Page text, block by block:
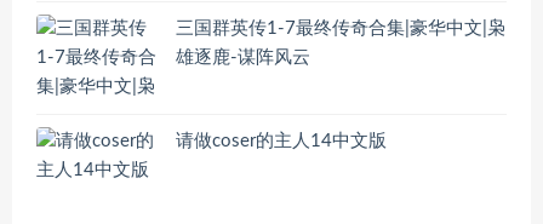
三国群英传1-7最终传奇合集|豪华中文|枭
雄逐鹿-谋阵风云
请做coser的主人14中文版